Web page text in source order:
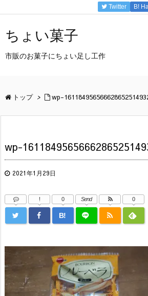
Twitter B!
ちょい菓子
市販のお菓子にちょい足し工作
トップ > wp-
wp-
2021年1月29日
!
B!
0 Send 0